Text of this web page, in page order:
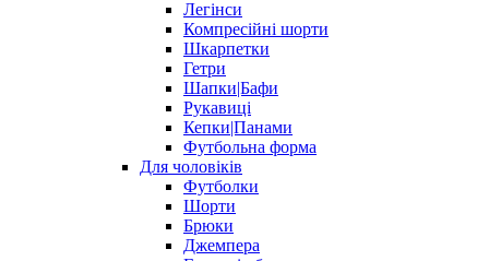
Легінси
Компресійні шорти
Шкарпетки
Гетри
Шапки|Бафи
Рукавиці
Кепки|Панами
Футбольна форма
Для чоловіків
Футболки
Шорти
Брюки
Джемпера